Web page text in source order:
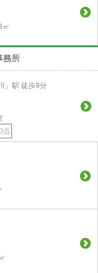
㎡
務所
」駅 徒歩9分
点